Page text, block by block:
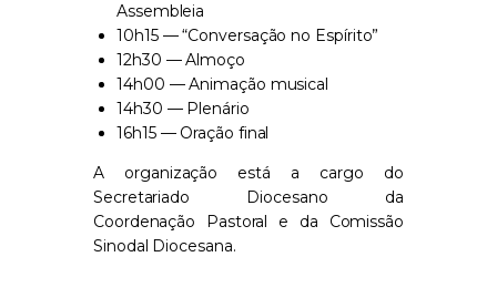
Assembleia
10h15 — “Conversação no Espírito”
12h30 — Almoço
14h00 — Animação musical
14h30 — Plenário
16h15 — Oração final
A organização está a cargo do
Secretariado Diocesano da
Coordenação Pastoral e da Comissão
Sinodal Diocesana.